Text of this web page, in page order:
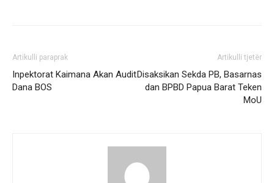
Artikulli paraprak
Inpektorat Kaimana Akan Audit
Dana BOS
Artikulli tjetër
Disaksikan Sekda PB, Basarnas
dan BPBD Papua Barat Teken
MoU